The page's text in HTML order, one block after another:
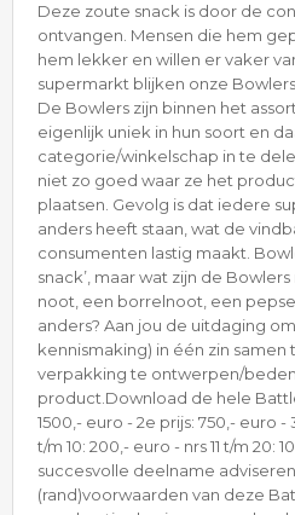
Deze zoute snack is door de
ontvangen. Mensen die hem
hem lekker en willen er vaker
supermarkt blijken onze
De Bowlers zijn binnen het
eigenlijk uniek in hun soort en
categorie/winkelschap in te
niet zo goed waar ze het
plaatsen. Gevolg is dat iedere
anders heeft staan, wat de
consumenten lastig maakt.
snack’, maar wat zijn de
noot, een borrelnoot, een
anders? Aan jou de uitdaging
kennismaking) in één zin samen
verpakking te ontwerpen/
product.Download de hele
1500,- euro - 2e prijs: 750,- euro -
t/m 10: 200,- euro - nrs 11 t/m 20:
succesvolle deelname
(rand)voorwaarden van deze